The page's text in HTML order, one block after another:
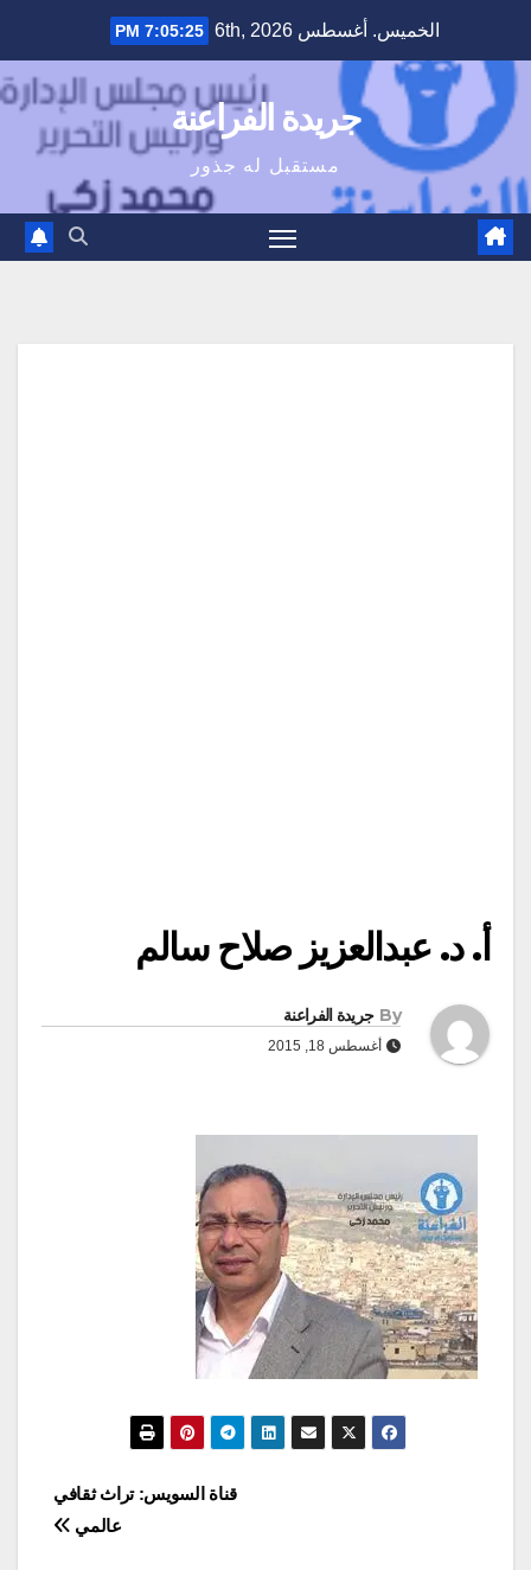
content
الخميس. أغسطس 6th, 2026 7:05:26 PM
جريدة الفراعنة
مستقبل له جذور
أ. د. عبدالعزيز صلاح سالم
By جريدة الفراعنة
أغسطس 18, 2015
قناة السويس: تراث ثقافي
عالمي